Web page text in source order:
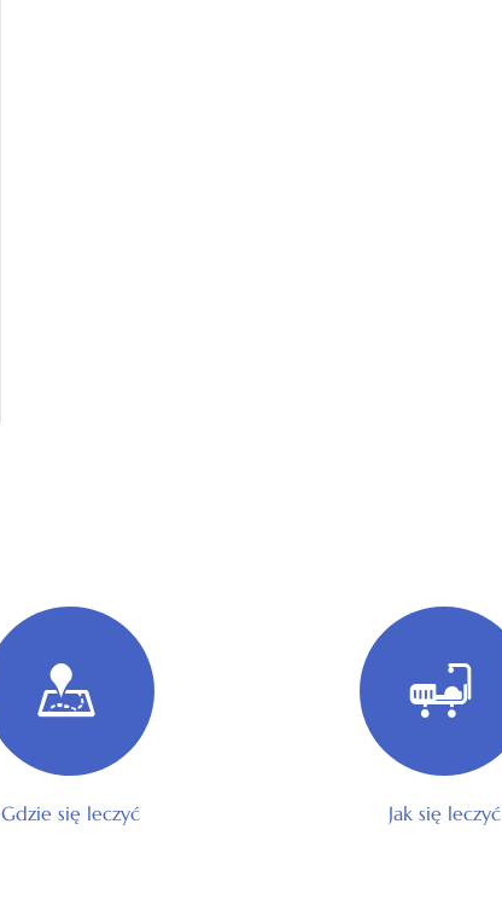
Gdzie się leczyć Jak się leczyć